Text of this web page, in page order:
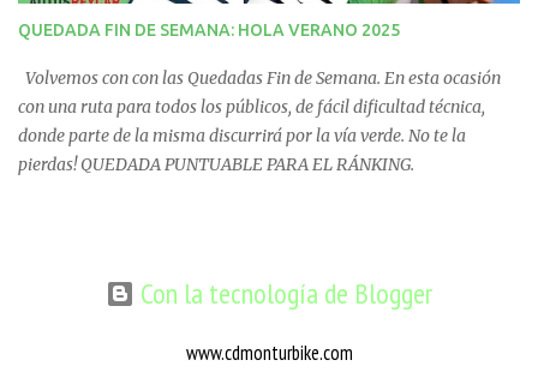
QUEDADA FIN DE SEMANA: HOLA VERANO 2025
Volvemos con con las Quedadas Fin de Semana. En esta ocasión
con una ruta para todos los públicos, de fácil dificultad técnica,
donde parte de la misma discurrirá por la vía verde. No te la
pierdas! QUEDADA PUNTUABLE PARA EL RÁNKING.
Con la tecnología de Blogger
www.cdmonturbike.com